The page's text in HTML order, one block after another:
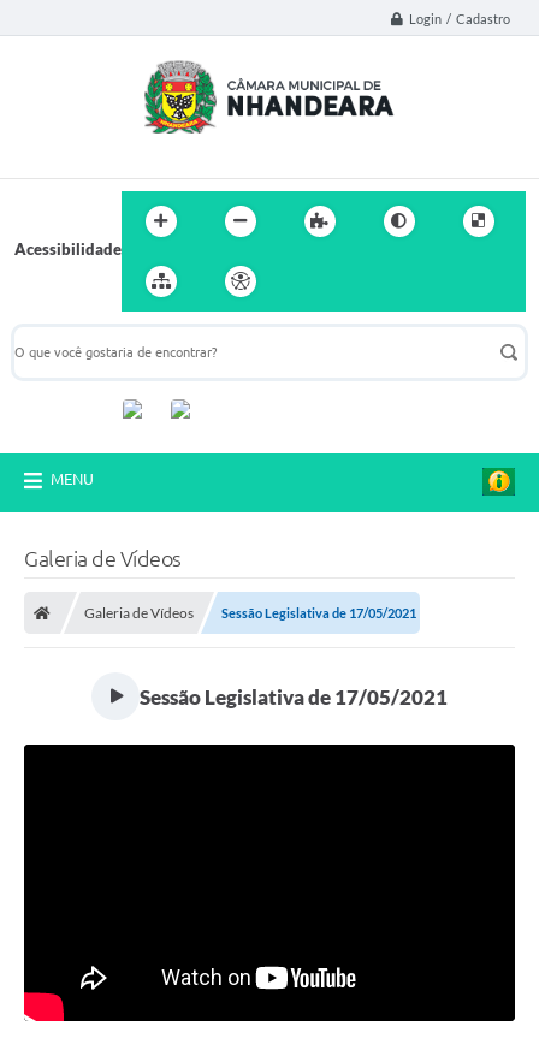
Login / Cadastro
Acessibilidade
MENU
Galeria de Vídeos
Galeria de Vídeos Sessão Legislativa de 17/05/2021
Sessão Legislativa de 17/05/2021